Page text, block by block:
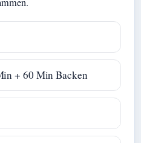
+ 60 Min Backen